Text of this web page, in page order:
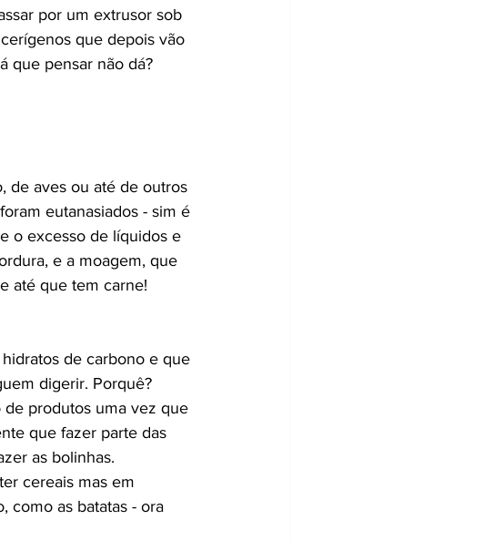
por um extrusor sob
que depois vão
que pensar não dá?
de aves ou até de outros
eutanasiados - sim é
o excesso de líquidos e
e a moagem, que
até que tem carne!
de carbono e que
digerir. Porquê?
de produtos uma vez que
que fazer parte das
as bolinhas.
cereais mas em
como as batatas - ora